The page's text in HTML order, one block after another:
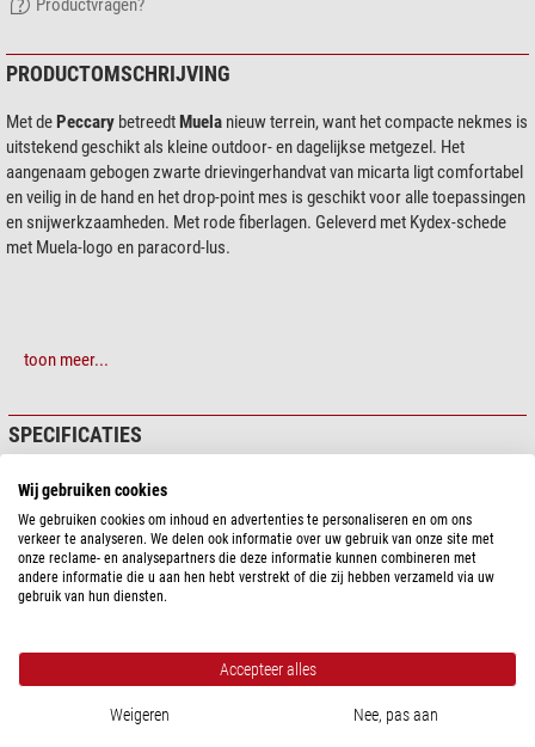
Productvragen?
PRODUCTOMSCHRIJVING
Met dePeccary betreedtMuela nieuw terrein, want het compacte nekmes is
uitstekend geschikt als kleine outdoor- en dagelijkse metgezel. Het
aangenaam gebogen zwarte drievingerhandvat van micarta ligt comfortabel
en veilig in de hand en het drop-point mes is geschikt voor alle toepassingen
en snijwerkzaamheden. Met rode fiberlagen. Geleverd met Kydex-schede
met Muela-logo en paracord-lus.
toon meer...
SPECIFICATIES
Capaciteit
Ontwerp
Fixed-blade knife
Blade length (cm)
7,0
Dikte van het blad (mm)
2,9
Blade material
Materiaal handvat
Diversen (Micarta)
Lengte handvat (cm)
8,4
Wij gebruiken cookies
We gebruiken cookies om inhoud en advertenties te personaliseren en om ons
verkeer te analyseren. We delen ook informatie over uw gebruik van onze site met
onze reclame- en analysepartners die deze informatie kunnen combineren met
andere informatie die u aan hen hebt verstrekt of die zij hebben verzameld via uw
gebruik van hun diensten.
Accepteer alles
Weigeren Nee, pas aan